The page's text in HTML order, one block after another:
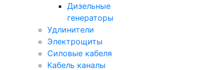
Дизельные
генераторы
Удлинители
Электрощиты
Силовые кабеля
Кабель каналы